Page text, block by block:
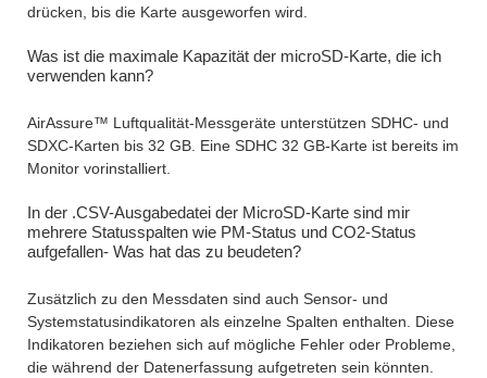
drücken, bis die Karte ausgeworfen wird.
Was ist die maximale Kapazität der microSD-Karte, die ich
verwenden kann?
AirAssure™ Luftqualität-Messgeräte unterstützen SDHC- und
SDXC-Karten bis 32 GB. Eine SDHC 32 GB-Karte ist bereits im
Monitor vorinstalliert.
In der .CSV-Ausgabedatei der MicroSD-Karte sind mir
mehrere Statusspalten wie PM-Status und CO2-Status
aufgefallen- Was hat das zu beudeten?
Zusätzlich zu den Messdaten sind auch Sensor- und
Systemstatusindikatoren als einzelne Spalten enthalten. Diese
Indikatoren beziehen sich auf mögliche Fehler oder Probleme,
die während der Datenerfassung aufgetreten sein könnten.